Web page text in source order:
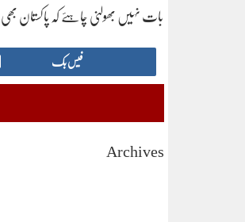
بات نہیں بھولنی چاہئے کہ پاکستان
فیس بک
Archives